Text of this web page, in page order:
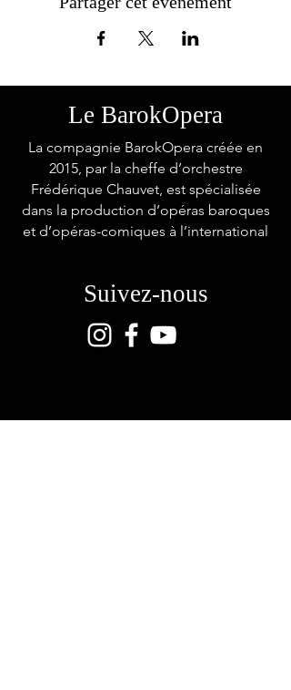
Le BarokOpera
La compagnie BarokOpera créée en
2015, par la cheffe d’orchestre
Frédérique Chauvet, est spécialisée
dans la production d’opéras baroques
et d’opéras-comiques à l’international
Suivez-nous